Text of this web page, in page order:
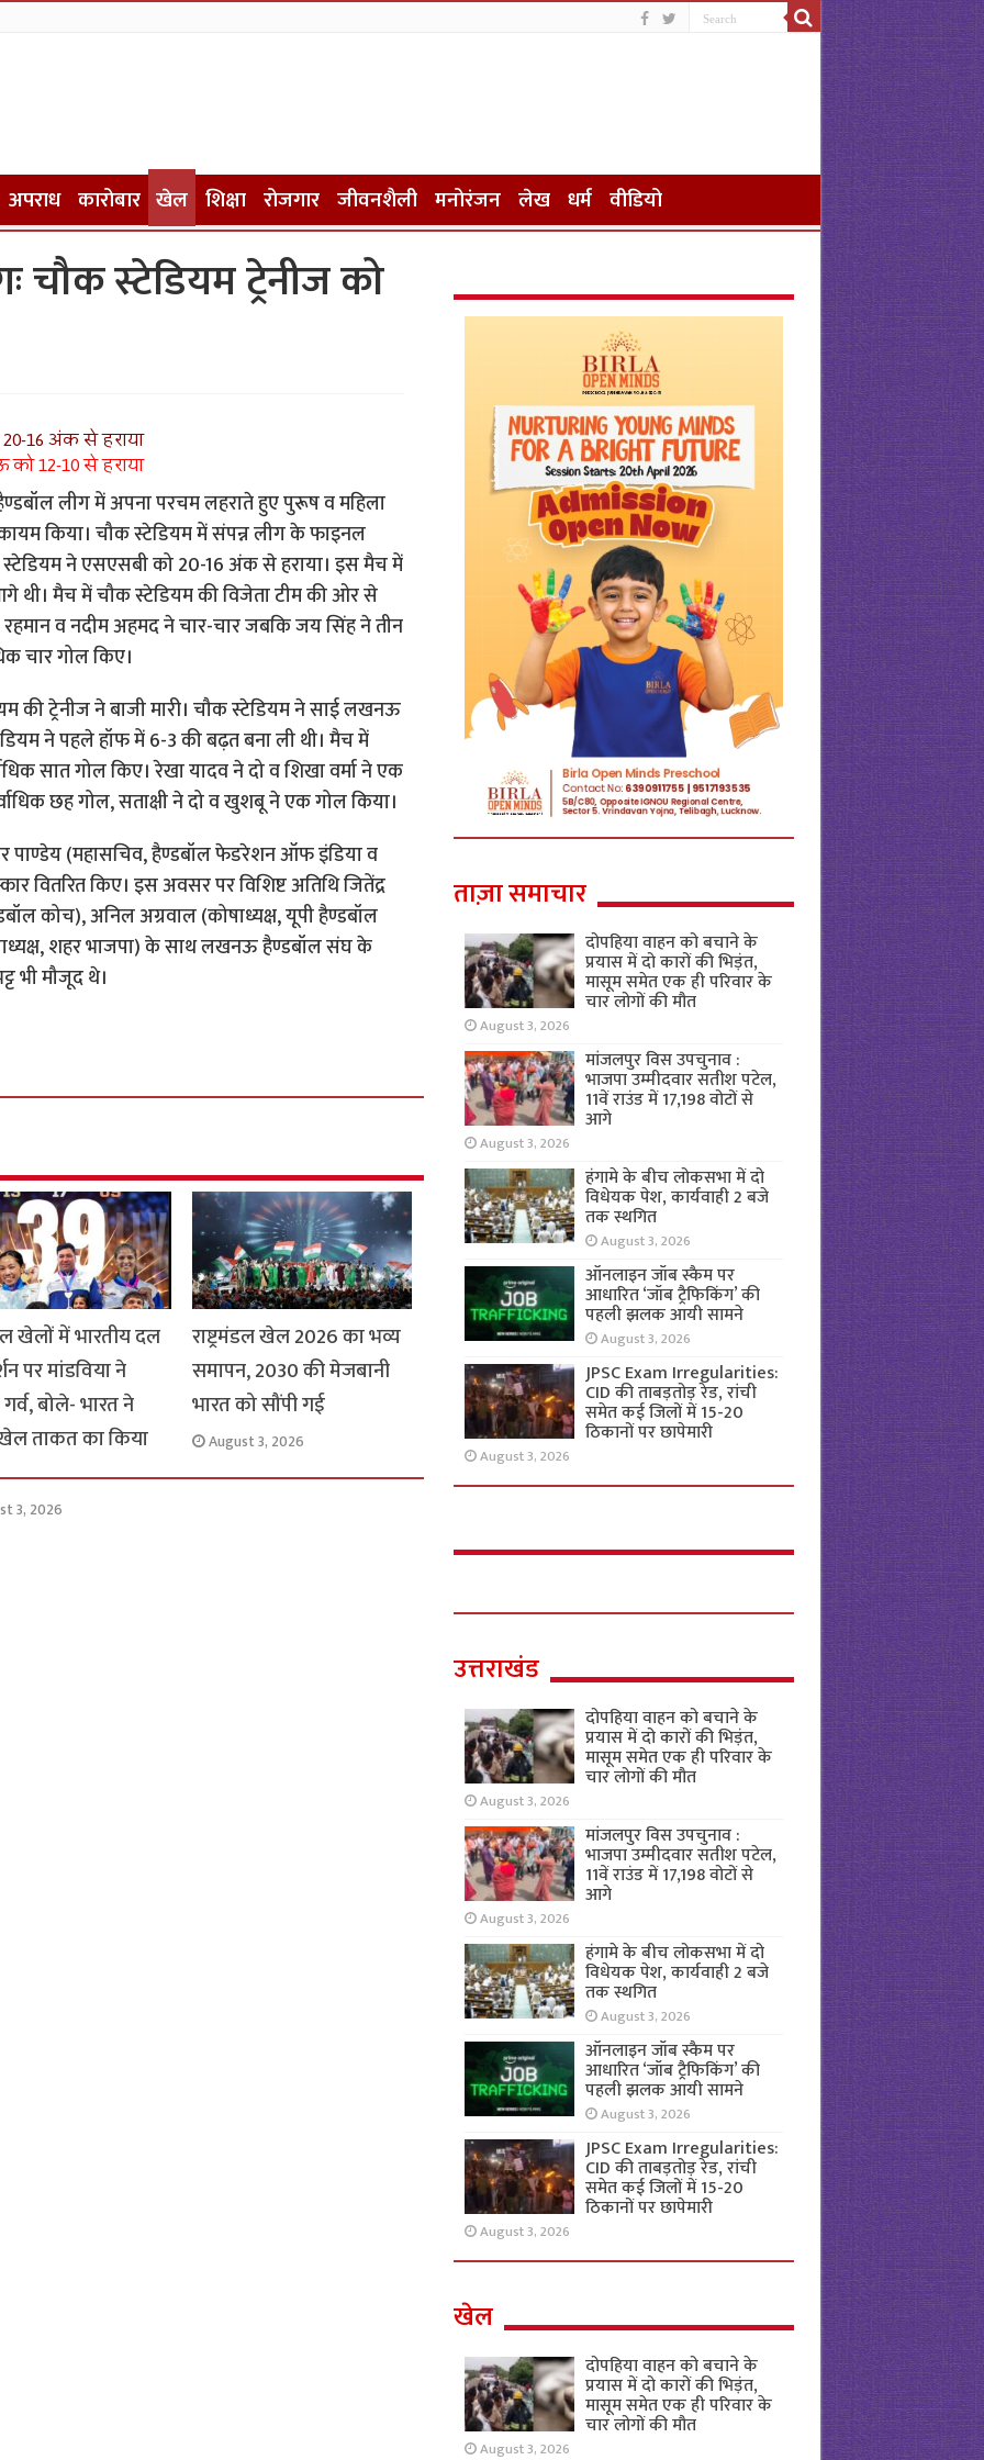
अपराध कारोबार खेल शिक्षा रोजगार जीवनशैली मनोरंजन लेख धर्म वीडियो
चौक स्टेडियम ट्रेनीज को
16 अंक से हराया
12-10 से हराया
लीग में अपना परचम लहराते हुए पुरूष व महिला
किया। चौक स्टेडियम में संपन्न लीग के फाइनल
ने एसएसबी को 20-16 अंक से हराया। इस मैच में
थी। मैच में चौक स्टेडियम की विजेता टीम की ओर से
रहमान व नदीम अहमद ने चार-चार जबकि जय सिंह ने तीन
चार गोल किए।
की ट्रेनीज ने बाजी मारी। चौक स्टेडियम ने साई लखनऊ
ने पहले हॉफ में 6-3 की बढ़त बना ली थी। मैच में
सात गोल किए। रेखा यादव ने दो व शिखा वर्मा ने एक
छह गोल, सताक्षी ने दो व खुशबू ने एक गोल किया।
पाण्डेय (महासचिव, हैण्डबॉल फेडरेशन ऑफ इंडिया व
वितरित किए। इस अवसर पर विशिष्ट अतिथि जितेंद्र
कोच), अनिल अग्रवाल (कोषाध्यक्ष, यूपी हैण्डबॉल
शहर भाजपा) के साथ लखनऊ हैण्डबॉल संघ के
भी मौजूद थे।
खेलों में भारतीय दल
पर मांडविया ने
बोले- भारत ने
ताकत का किया
3, 2026
राष्ट्रमंडल खेल 2026 का भव्य
समापन, 2030 की मेजबानी
भारत को सौंपी गई
August 3, 2026
ताज़ा समाचार
दोपहिया वाहन को बचाने के
प्रयास में दो कारों की भिड़ंत,
मासूम समेत एक ही परिवार के
चार लोगों की मौत
August 3, 2026
मांजलपुर विस उपचुनाव :
भाजपा उम्मीदवार सतीश पटेल,
11वें राउंड में 17,198 वोटों से
आगे
August 3, 2026
हंगामे के बीच लोकसभा में दो
विधेयक पेश, कार्यवाही 2 बजे
तक स्थगित
August 3, 2026
ऑनलाइन जॉब स्कैम पर
आधारित ‘जॉब ट्रैफिकिंग’ की
पहली झलक आयी सामने
August 3, 2026
JPSC Exam Irregularities:
CID की ताबड़तोड़ रेड, रांची
समेत कई जिलों में 15-20
ठिकानों पर छापेमारी
August 3, 2026
उत्तराखंड
दोपहिया वाहन को बचाने के
प्रयास में दो कारों की भिड़ंत,
मासूम समेत एक ही परिवार के
चार लोगों की मौत
August 3, 2026
मांजलपुर विस उपचुनाव :
भाजपा उम्मीदवार सतीश पटेल,
11वें राउंड में 17,198 वोटों से
आगे
August 3, 2026
हंगामे के बीच लोकसभा में दो
विधेयक पेश, कार्यवाही 2 बजे
तक स्थगित
August 3, 2026
ऑनलाइन जॉब स्कैम पर
आधारित ‘जॉब ट्रैफिकिंग’ की
पहली झलक आयी सामने
August 3, 2026
JPSC Exam Irregularities:
CID की ताबड़तोड़ रेड, रांची
समेत कई जिलों में 15-20
ठिकानों पर छापेमारी
August 3, 2026
खेल
दोपहिया वाहन को बचाने के
प्रयास में दो कारों की भिड़ंत,
मासूम समेत एक ही परिवार के
चार लोगों की मौत
August 3, 2026